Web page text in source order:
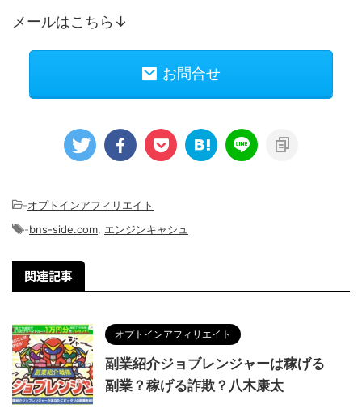
メールはこちら↓
お問合せ
-オプトインアフィリエイト
-bns-side.com, エンジンキャシュ
関連記事
オプトインアフィリエイト
副業紹介ジョブレンジャーは稼げる
副業？稼げる詐欺？八木康太